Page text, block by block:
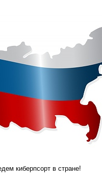
киберпсорт в стране!